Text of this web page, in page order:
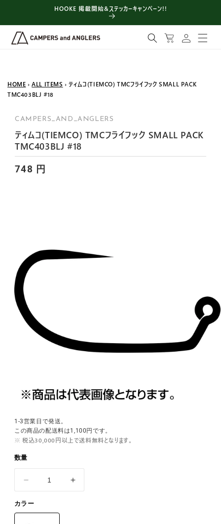
HOOKE 掲載開始&ステッカーキャンペーン!!
カ
ー
イ
HOME ›ALL ITEMS › ティムコ(TIEMCO) TMCフライフック SMALL PACK
TMC403BLJ #18
CAMPERS_AND_ANGLERS
ティムコ(TIEMCO) TMCフライフック SMALL PACK
TMC403BLJ #18
748 円
1-3営業日で発送。
この商品の配送料は1,100円です。
※ 税込30,000円以上で送料無料となります。
数量
ム
テ
カラー